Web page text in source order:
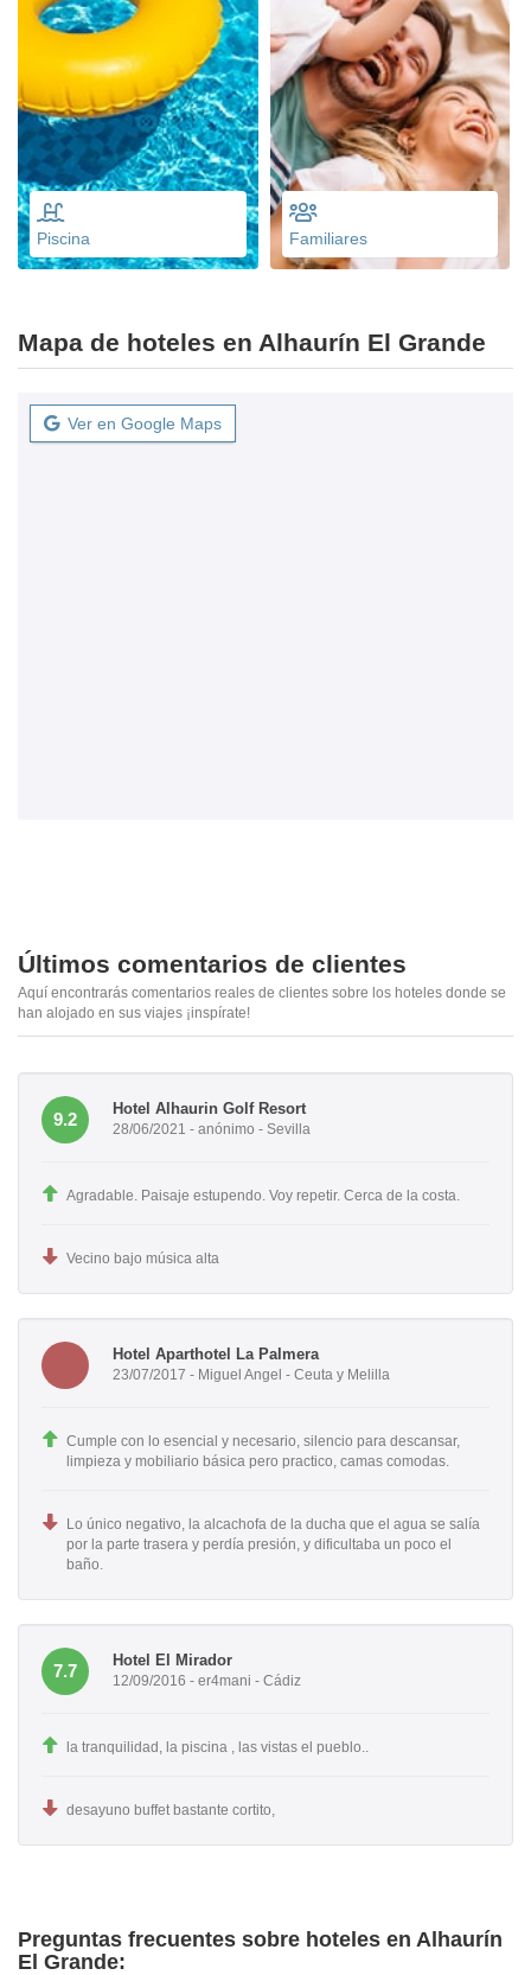
Piscina Familiares
Mapa de hoteles en Alhaurín El Grande
Ver en Google Maps
Últimos comentarios de clientes
Aquí encontrarás comentarios reales de clientes sobre los hoteles donde se
han alojado en sus viajes ¡inspírate!
9.2
Hotel Alhaurin Golf Resort
28/06/2021 - anónimo - Sevilla
Agradable. Paisaje estupendo. Voy repetir. Cerca de la costa.
Vecino bajo música alta
Hotel Aparthotel La Palmera
23/07/2017 - Miguel Angel - Ceuta y Melilla
Cumple con lo esencial y necesario, silencio para descansar,
limpieza y mobiliario básica pero practico, camas comodas.
Lo único negativo, la alcachofa de la ducha que el agua se salía
por la parte trasera y perdía presión, y dificultaba un poco el
baño.
7.7
Hotel El Mirador
12/09/2016 - er4mani - Cádiz
la tranquilidad, la piscina , las vistas el pueblo..
desayuno buffet bastante cortito,
Preguntas frecuentes sobre hoteles en Alhaurín
El Grande: